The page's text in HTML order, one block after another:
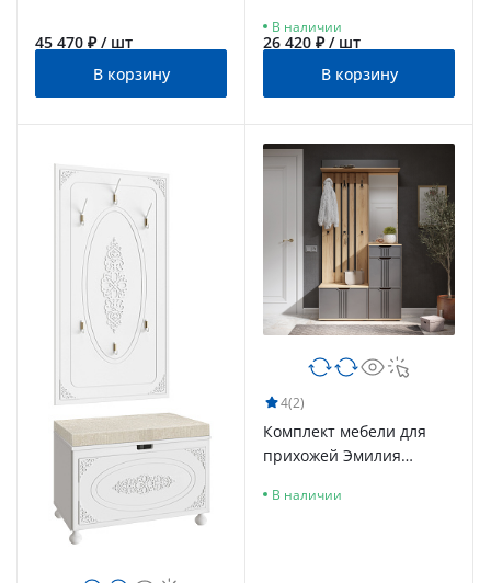
45 470 ₽ / шт
В корзину
В наличии
26 420 ₽ / шт
В корзину
4(2)
Комплект мебели для
прихожей Эмилия
золотой/графит
В наличии